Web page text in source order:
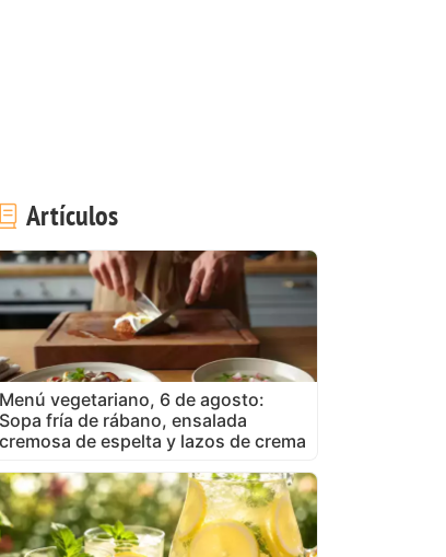
Artículos
Menú vegetariano, 6 de agosto:
Sopa fría de rábano, ensalada
cremosa de espelta y lazos de crema